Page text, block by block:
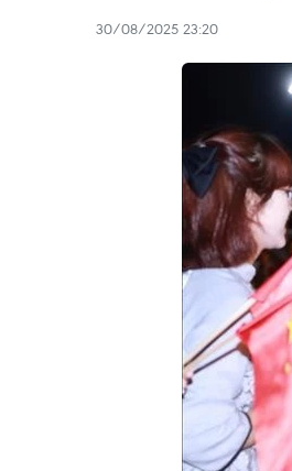
30/08/2025 23:20